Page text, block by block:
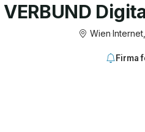
VERBUND
Wien·
Firma